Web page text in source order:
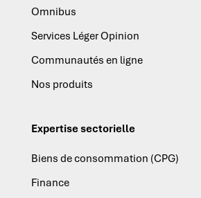
Omnibus
Services Léger Opinion
Communautés en ligne
Nos produits
Expertise sectorielle
Biens de consommation (CPG)
Finance